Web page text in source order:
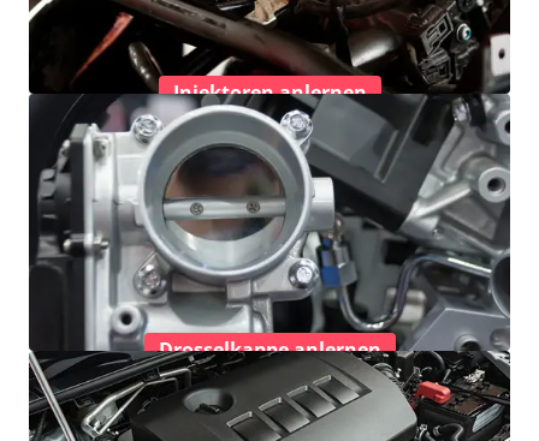
Injektoren anlernen
Drosselkappe anlernen